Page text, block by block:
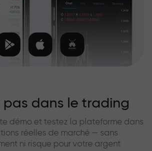
pas dans le trading
démo et testez la plateforme dans
réelles de marché — sans
ni risque pour votre argent